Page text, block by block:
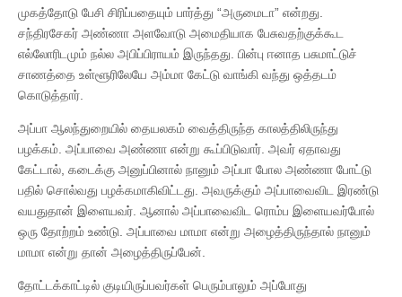
முகத்தோடு பேசி சிரிப்பதையும் பார்த்து “அருமைடா” என்றது.
சந்திரசேகர் அண்ணா அளவோடு அமைதியாக பேசுவதற்குக்கூட
எல்லோரிடமும் நல்ல அபிப்பிராயம் இருந்தது. பின்பு ஈனாத பசுமாட்டுச்
சாணத்தை உள்ளூரிலேயே அம்மா கேட்டு வாங்கி வந்து ஒத்தடம்
கொடுத்தார்.
அப்பா ஆலந்துறையில் தையலகம் வைத்திருந்த காலத்திலிருந்து
பழக்கம். அப்பாவை அண்ணா என்று கூப்பிடுவார். அவர் ஏதாவது
கேட்டால், கடைக்கு அனுப்பினால் நானும் அப்பா போல அண்ணா போட்டு
பதில் சொல்வது பழக்கமாகிவிட்டது. அவருக்கும் அப்பாவைவிட இரண்டு
வயதுதான் இளையவர். ஆனால் அப்பாவைவிட ரொம்ப இளையவர்போல்
ஒரு தோற்றம் உண்டு. அப்பாவை மாமா என்று அழைத்திருந்தால் நானும்
மாமா என்று தான் அழைத்திருப்பேன்.
தோட்டக்காட்டில் குடியிருப்பவர்கள் பெரும்பாலும் அப்போது